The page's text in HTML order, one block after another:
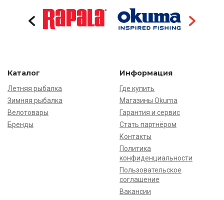
Каталог
Летняя рыбалка
Зимняя рыбалка
Велотовары
Бренды
Информация
Где купить
Магазины Okuma
Гарантия и сервис
Стать партнёром
Контакты
Политика
конфиденциальности
Пользовательское
соглашение
Вакансии